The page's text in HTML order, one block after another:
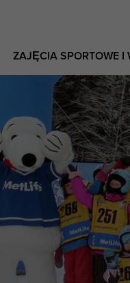
ZAJĘCIA SPORTOWE I